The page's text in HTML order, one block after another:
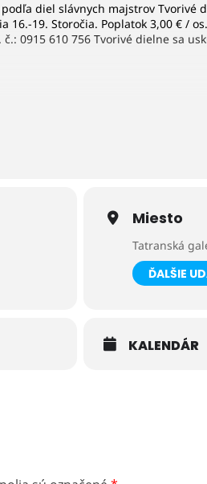
diel slávnych majstrov Tvorivé
16.-19. Storočia. Poplatok 3,00 € /
0915 610 756 Tvorivé dielne sa
Miesto
Tatranská
ĎALŠIE
KALENDÁR